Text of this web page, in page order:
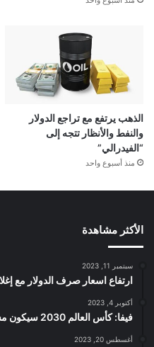
الذهب يرتفع مع تراجع الدولار
والنفط والأنظار تتجه إلى
“الفيدرالي”
منذ أسبوع واحد
الأكثر مشاهدة
سبتمبر 11, 2023
ارتفاع اسعار صرف الدولار مع
أكتوبر 4, 2023
فيفا: كأس العالم 2030 سيكون مشترك بين المغرب وإسبانيا والبرتغال
أغسطس 20, 2023